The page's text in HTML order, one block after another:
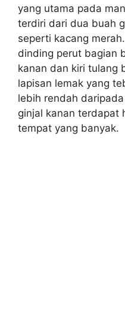
yang utama pada
terdiri dari dua buah
seperti kacang
dinding perut bagian
kanan dan kiri tulang
lapisan lemak yang
lebih rendah
ginjal kanan terdapat
tempat yang banyak.